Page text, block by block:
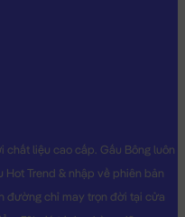
chất liệu cao cấp. Gấu Bông luôn
Trend & nhập về phiên bản
đường chỉ may trọn đời tại cửa